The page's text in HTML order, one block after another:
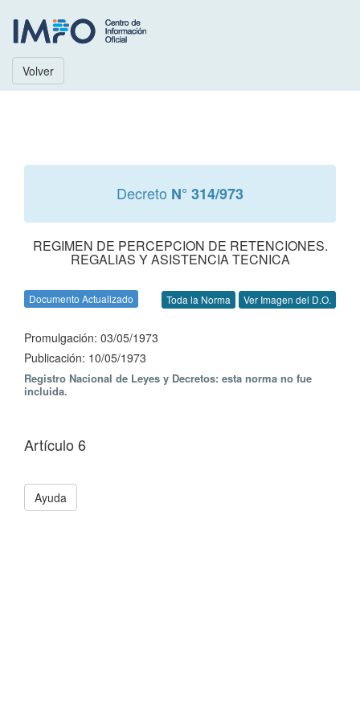
Volver
Decreto N° 314/973
REGIMEN DE PERCEPCION DE RETENCIONES.
REGALIAS Y ASISTENCIA TECNICA
Documento Actualizado Toda la Norma Ver Imagen del D.O.
Promulgación: 03/05/1973
Publicación: 10/05/1973
Registro Nacional de Leyes y Decretos: esta norma no fue
incluida.
Artículo 6
Ayuda